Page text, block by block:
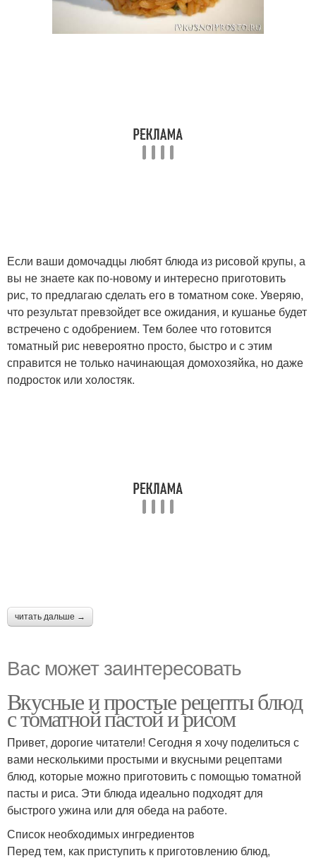
Если ваши домочадцы любят блюда из рисовой крупы, а
вы не знаете как по-новому и интересно приготовить
рис, то предлагаю сделать его в томатном соке. Уверяю,
что результат превзойдет все ожидания, и кушанье будет
встречено с одобрением. Тем более что готовится
томатный рис невероятно просто, быстро и с этим
справится не только начинающая домохозяйка, но даже
подросток или холостяк.
читать дальше →
Вас может заинтересовать
Вкусные и простые рецепты блюд
с томатной пастой и рисом
Привет, дорогие читатели! Сегодня я хочу поделиться с
вами несколькими простыми и вкусными рецептами
блюд, которые можно приготовить с помощью томатной
пасты и риса. Эти блюда идеально подходят для
быстрого ужина или для обеда на работе.
Список необходимых ингредиентов
Перед тем, как приступить к приготовлению блюд,